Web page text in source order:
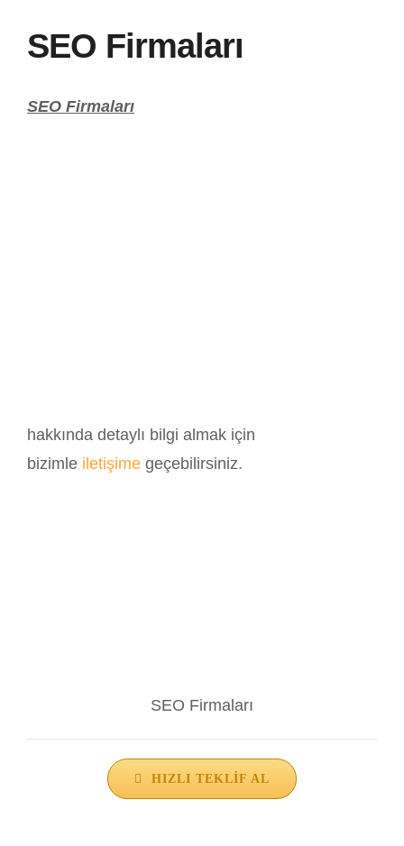
SEO Firmaları
SEO Firmaları
hakkında detaylı bilgi almak için
bizimle iletişime geçebilirsiniz.
SEO Firmaları
HIZLI TEKLIF AL